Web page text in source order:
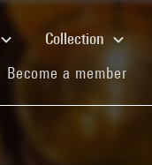
Collection
Become a member